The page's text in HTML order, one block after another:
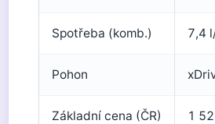
Spotřeba (komb.) 7,4
Pohon
Základní cena (ČR) 1